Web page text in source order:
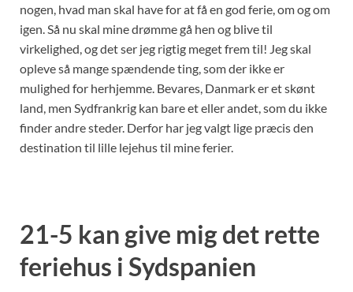
nogen, hvad man skal have for at få en god ferie, om og om
igen. Så nu skal mine drømme gå hen og blive til
virkelighed, og det ser jeg rigtig meget frem til! Jeg skal
opleve så mange spændende ting, som der ikke er
mulighed for herhjemme. Bevares, Danmark er et skønt
land, men Sydfrankrig kan bare et eller andet, som du ikke
finder andre steder. Derfor har jeg valgt lige præcis den
destination til lille lejehus til mine ferier.
21-5 kan give mig det rette
feriehus i Sydspanien